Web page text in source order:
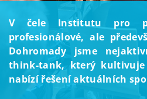
V čele Institutu pro
profesionálové, ale
Dohromady jsme
think-tank, který
nabízí řešení aktuálních